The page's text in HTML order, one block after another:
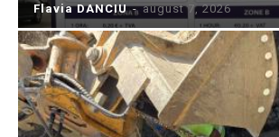
Flavia DANCIU - august 7, 2026